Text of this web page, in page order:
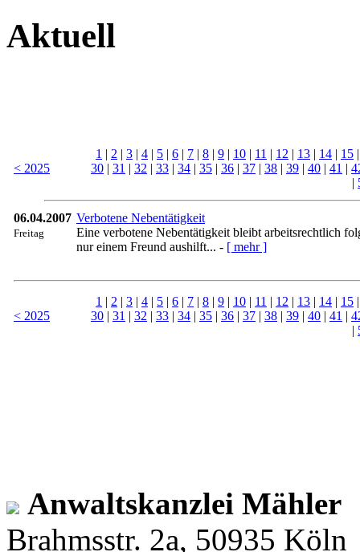
Aktuell
< 2025
1 | 2 | 3 | 4 | 5 | 6 | 7 | 8 | 9 | 10 | 11 | 12 | 13 | 14 | 15
30 | 31 | 32 | 33 | 34 | 35 | 36 | 37 | 38 | 39 | 40 | 41 |
|
06.04.2007
Freitag
Verbotene Nebentätigkeit
Eine verbotene Nebentätigkeit bleibt arbeitsrechtlich
nur einem Freund aushilft... - [ mehr ]
< 2025
1 | 2 | 3 | 4 | 5 | 6 | 7 | 8 | 9 | 10 | 11 | 12 | 13 | 14 | 15
30 | 31 | 32 | 33 | 34 | 35 | 36 | 37 | 38 | 39 | 40 | 41 |
|
Anwaltskanzlei Mähler
Brahmsstr. 2a, 50935 Köln